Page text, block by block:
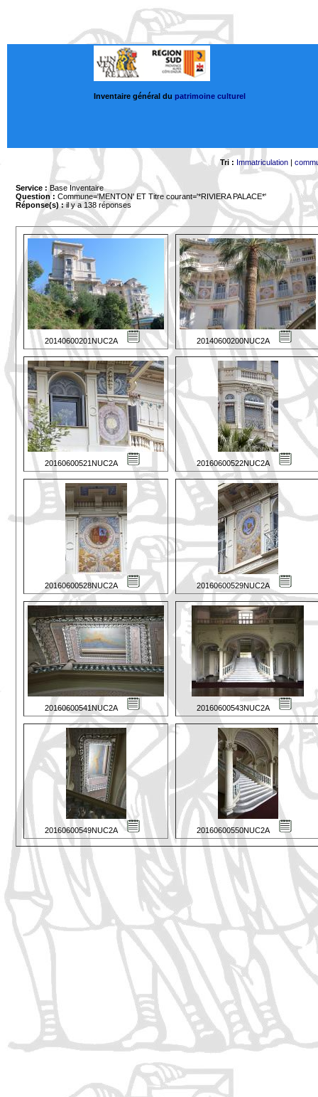
Inventaire général du patrimoine culturel
Tri : Immatriculation|
Service : Base Inventaire
Question : Commune='MENTON' ET Titre courant='*RIVIERA PALACE*'
Réponse(s) :il y a 138 réponses
20140600201NUC2A 20140600200NUC2A
20160600521NUC2A 20160600522NUC2A
20160600528NUC2A 20160600529NUC2A
20160600541NUC2A 20160600543NUC2A
20160600549NUC2A 20160600550NUC2A